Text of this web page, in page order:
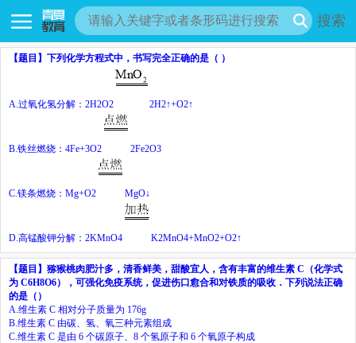
搜索
【题目】 下列化学方程式中，书写完全正确的是（ ）
A. 过氧化氢分解： 2H2O2 2H2↑+O2↑
B. 铁丝燃烧： 4Fe+3O2 2Fe2O3
C. 镁条燃烧： Mg+O2 MgO↓
D. 高锰酸钾分解： 2KMnO4 K2MnO4+MnO2+O2↑
【题目】 猕猴桃肉肥汁多，清香鲜美，甜酸宜人，含有丰富的维生素 C （化学式
为 C6H8O6），可强化免疫系统，促进伤口愈合和对铁质的吸收．下列说法正确
的是（）
A. 维生素 C 相对分子质量为 176g
B. 维生素 C 由碳、氢、氧三种元素组成
C. 维生素 C 是由 6 个碳原子、 8 个氢原子和 6 个氧原子构成